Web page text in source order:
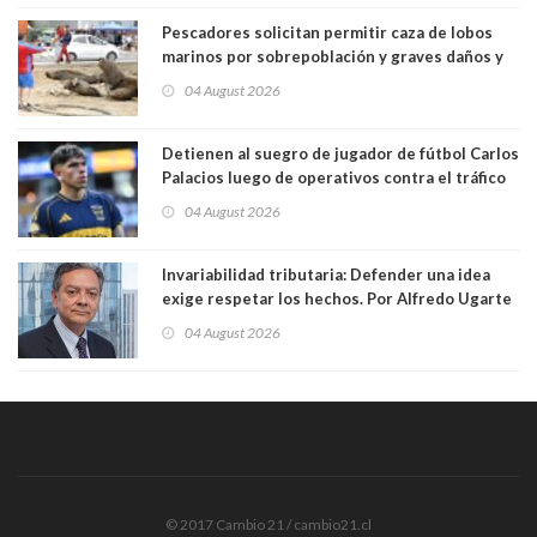
Pescadores solicitan permitir caza de lobos
marinos por sobrepoblación y graves daños y
04 August 2026
Detienen al suegro de jugador de fútbol Carlos
Palacios luego de operativos contra el tráfico
futbolista para trasladar cocaína
04 August 2026
Invariabilidad tributaria: Defender una idea
exige respetar los hechos. Por Alfredo Ugarte
04 August 2026
© 2017 Cambio 21 / cambio21.cl